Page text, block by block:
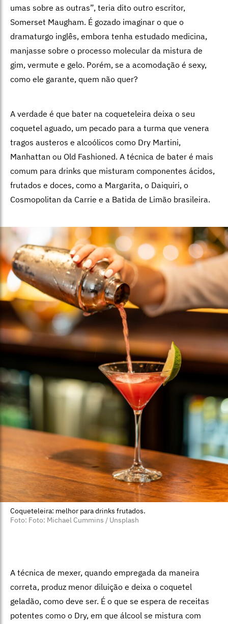
umas sobre as outras”, teria dito outro escritor,
Somerset Maugham. É gozado imaginar o que o
dramaturgo inglês, embora tenha estudado medicina,
manjasse sobre o processo molecular da mistura de
gim, vermute e gelo. Porém, se a acomodação é sexy,
como ele garante, quem não quer?
A verdade é que bater na coqueteleira deixa o seu
coquetel aguado, um pecado para a turma que venera
tragos austeros e alcoólicos como Dry Martini,
Manhattan ou Old Fashioned. A técnica de bater é mais
comum para drinks que misturam componentes ácidos,
frutados e doces, como a Margarita, o Daiquiri, o
Cosmopolitan da Carrie e a Batida de Limão brasileira.
Coqueteleira: melhor para drinks frutados.
Foto: Foto: Michael Cummins / Unsplash
A técnica de mexer, quando empregada da maneira
correta, produz menor diluição e deixa o coquetel
geladão, como deve ser. É o que se espera de receitas
potentes como o Dry, em que álcool se mistura com